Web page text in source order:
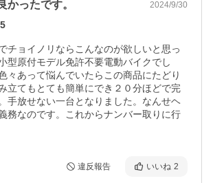
かったです。 2024/9/30
5
チョイノリならこんなのが欲しいと思っ
型原付モデル免許不要電動バイクでし
々あって悩んでいたらこの商品にたどり
立てもとても簡単にでき２０分ほどで完
手放せない一台となりました。なんせヘ
務なのです。これからナンバー取りに行
違反報告 いいね 2